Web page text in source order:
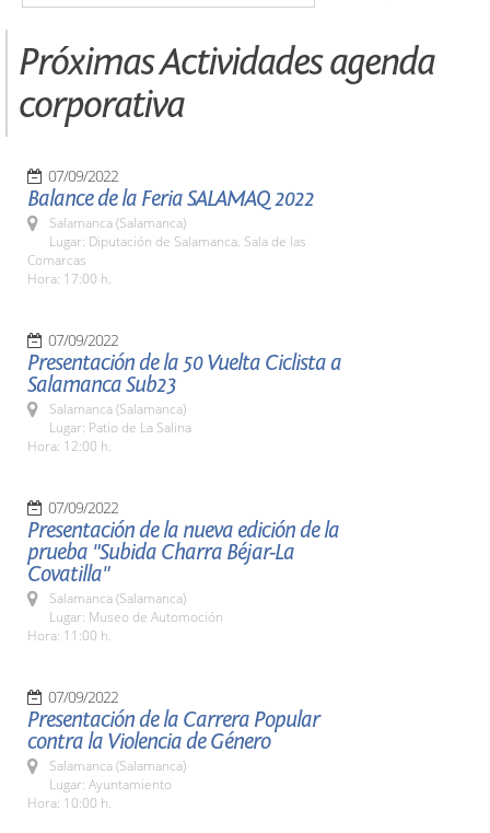
Próximas Actividades agenda
corporativa
07/09/2022
Balance de la Feria SALAMAQ 2022
Salamanca (Salamanca)
Lugar: Diputación de Salamanca. Sala de las
Comarcas
Hora: 17:00 h.
07/09/2022
Presentación de la 50 Vuelta Ciclista a
Salamanca Sub23
Salamanca (Salamanca)
Lugar: Patio de La Salina
Hora: 12:00 h.
07/09/2022
Presentación de la nueva edición de la
prueba "Subida Charra Béjar-La
Covatilla"
Salamanca (Salamanca)
Lugar: Museo de Automoción
Hora: 11:00 h.
07/09/2022
Presentación de la Carrera Popular
contra la Violencia de Género
Salamanca (Salamanca)
Lugar: Ayuntamiento
Hora: 10:00 h.